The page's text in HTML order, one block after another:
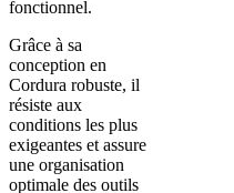
fonctionnel.
Grâce à sa
conception en
Cordura robuste, il
résiste aux
conditions les plus
exigeantes et assure
une organisation
optimale des outils